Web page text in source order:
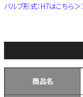
バルブ形式：H7はこちら＞
商品名